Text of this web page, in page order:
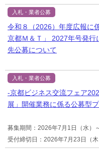
入札・業者公募
令和８（2026）年度広報に
京都Ｍ＆Ｔ」 2027年号発行
先公募について
入札・業者公募
-京都ビジネス交流フェア
展」開催業務に係る公募型
募集期間：2026年7月1日（水）
受付締切日：2026年7月23日（木